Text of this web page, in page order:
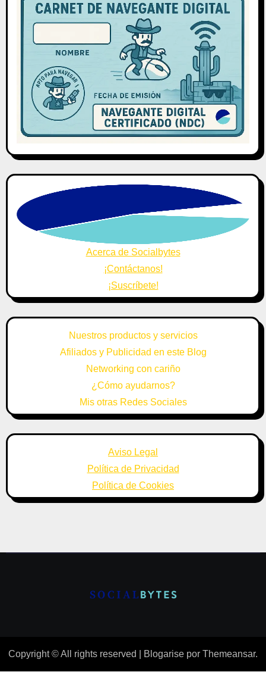
Acerca de Socialbytes
¡Contáctanos!
¡Suscríbete!
Nuestros productos y servicios
Afiliados y Publicidad en este Blog
Networking con cariño
¿Cómo ayudarnos?
Mis otras Redes Sociales
Aviso Legal
Política de Privacidad
Política de Cookies
Copyright © All rights reserved Blogarise por Themeansar.